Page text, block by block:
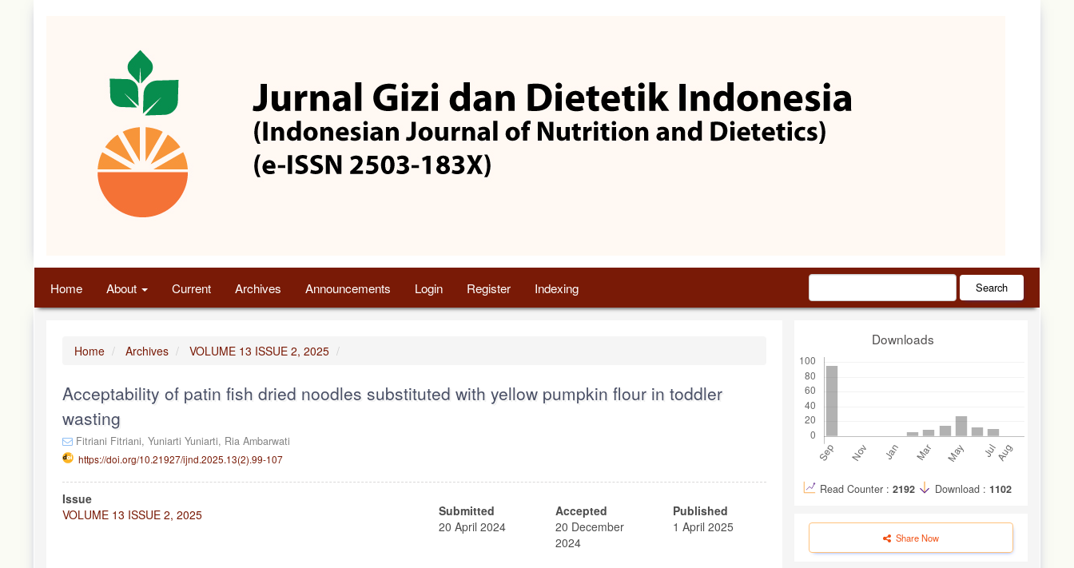
Home About Current Archives Announcements Login Register Indexing Search
Home Archives VOLUME 13 ISSUE 2, 2025
Acceptability of patin fish dried noodles substituted with yellow pumpkin flour in toddler
wasting
Fitriani Fitriani, Yuniarti Yuniarti, Ria Ambarwati
https://doi.org/10.21927/ijnd.2025.13(2).99-107
Article
Sidebar
Issue
VOLUME 13 ISSUE 2, 2025
Submitted
20 April 2024
Accepted
20 December
2024
Published
1 April 2025
Downloads
Read Counter : 2192 Download : 1102
Share Now